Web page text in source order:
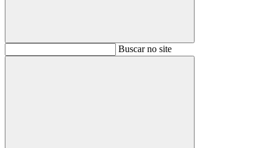
BuscarBuscar no site